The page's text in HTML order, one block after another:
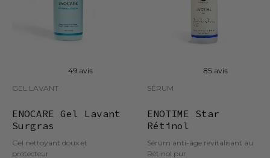
49 avis
GEL LAVANT
ENOCARE Gel Lavant
Surgras
Gel nettoyant doux et
protecteur
85 avis
SÉRUM
ENOTIME Star
Rétinol
Sérum anti-âge revitalisant au
Rétinol pur